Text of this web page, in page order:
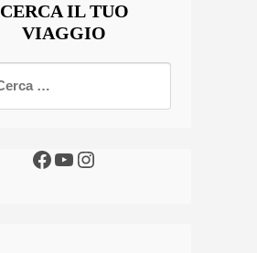
CERCA IL TUO
VIAGGIO